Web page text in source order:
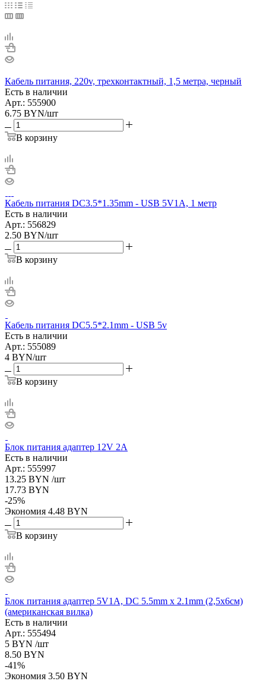
Кабель питания, 220v, трехконтактный, 1,5 метра, черный
Есть в наличии
Арт.: 555900
6.75 BYN/шт
В корзину
Кабель питания DC3.5*1.35mm - USB 5V1A, 1 метр
Есть в наличии
Арт.: 556829
2.50 BYN/шт
В корзину
Кабель питания DC5.5*2.1mm - USB 5v
Есть в наличии
Арт.: 555089
4 BYN/шт
В корзину
Блок питания адаптер 12V 2A
Есть в наличии
Арт.: 555997
13.25 BYN /шт
17.73 BYN
-25%
Экономия 4.48 BYN
В корзину
Блок питания адаптер 5V1A, DC 5.5mm x 2.1mm (2,5х6см)
(американская вилка)
Есть в наличии
Арт.: 555494
5 BYN /шт
8.50 BYN
-41%
Экономия 3.50 BYN